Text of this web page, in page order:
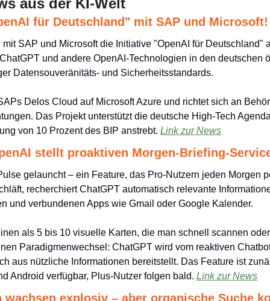
aus der KI-Welt
für Deutschland" mit SAP und Microsoft!
SAP und Microsoft die Initiative "OpenAI für Deutschland"
und andere OpenAI-Technologien in den deutschen
Datensouveränitäts- und Sicherheitsstandards.
Delos Cloud auf Microsoft Azure und richtet sich an
Das Projekt unterstützt die deutsche High-Tech
von 10 Prozent des BIP anstrebt. Link zur News
stellt proaktiven Morgen-Briefing-
gelauncht – ein Feature, das Pro-Nutzern jeden Morgen
recherchiert ChatGPT automatisch relevante
und verbundenen Apps wie Gmail oder Google Kalender.
als 5 bis 10 visuelle Karten, die man schnell scannen
Paradigmenwechsel: ChatGPT wird vom reaktiven
aus nützliche Informationen bereitstellt. Das Feature ist
Android verfügbar, Plus-Nutzer folgen bald. Link zur News
wachsen explosiv – aber organische Suche